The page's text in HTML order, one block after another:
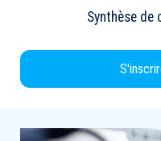
Synthèse